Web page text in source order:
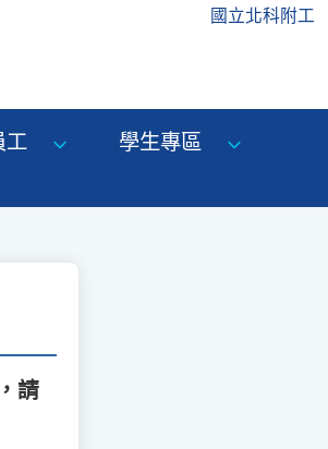
國立北科附工
工
學生專區
請